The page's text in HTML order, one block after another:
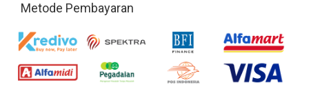
Metode Pembayaran